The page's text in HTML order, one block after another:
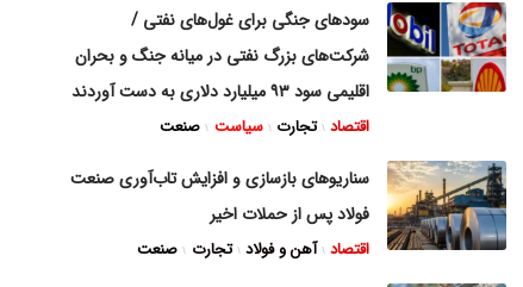
سودهای جنگی برای غول‌های نفتی /
شرکت‌های بزرگ نفتی در میانه جنگ و بحران
اقلیمی سود ۹۳ میلیارد دلاری به دست آوردند
اقتصاد تجارت سیاست صنعت
سناریوهای بازسازی و افزایش تاب‌آوری صنعت
فولاد پس از حملات اخیر
اقتصاد آهن و فولاد تجارت صنعت